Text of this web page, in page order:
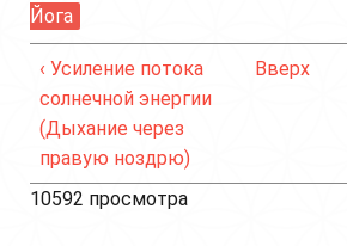
Йога
‹ Усиление потока
солнечной энергии
(Дыхание через
правую ноздрю)
Вверх
10592 просмотра